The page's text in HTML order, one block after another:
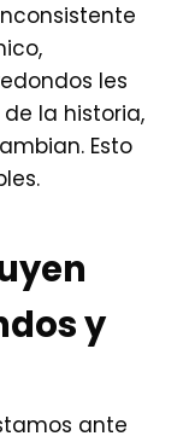
les
la historia,
Esto
y
ante